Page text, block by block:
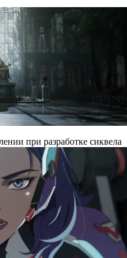
при разработке сиквела